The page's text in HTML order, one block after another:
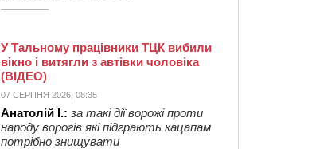
У Тальному працівники ТЦК вибили
вікно і витягли з автівки чоловіка
(ВІДЕО)
07 СЕРПНЯ 2026, 08:35
Анатолій І.: за такі дії ворожі проти
народу ворогів які підграють кацапам
потрібно знищувати